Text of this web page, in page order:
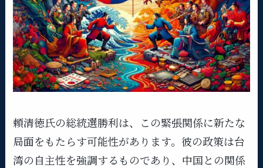
頼清徳氏の総統選勝利は、この緊張関係に新たな
局面をもたらす可能性があります。彼の政策は台
湾の自主性を強調するものであり、中国との関係